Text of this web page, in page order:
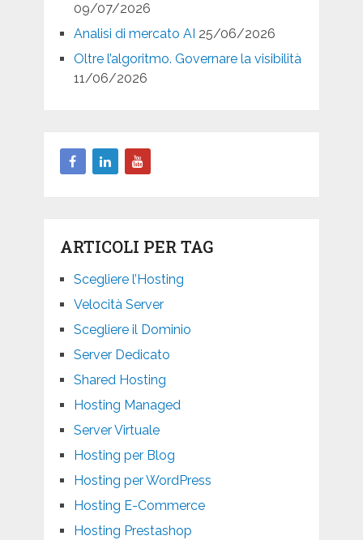
09/07/2026
Analisi di mercato AI 25/06/2026
Oltre l’algoritmo. Governare la visibilità
11/06/2026
ARTICOLI PER TAG
Scegliere l’Hosting
Velocità Server
Scegliere il Dominio
Server Dedicato
Shared Hosting
Hosting Managed
Server Virtuale
Hosting per Blog
Hosting per WordPress
Hosting E-Commerce
Hosting Prestashop